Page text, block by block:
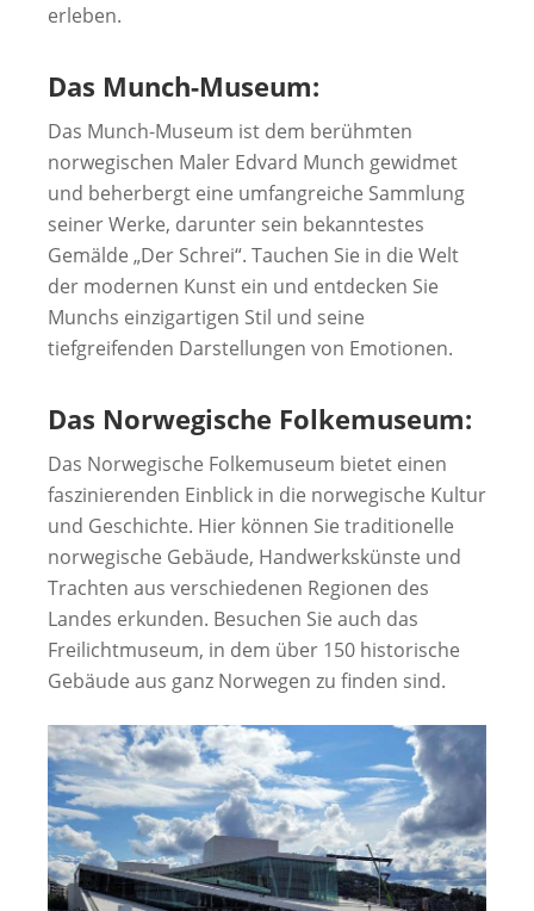
erleben.
Das Munch-Museum:
Das Munch-Museum ist dem berühmten
norwegischen Maler Edvard Munch gewidmet
und beherbergt eine umfangreiche Sammlung
seiner Werke, darunter sein bekanntestes
Gemälde „Der Schrei“. Tauchen Sie in die Welt
der modernen Kunst ein und entdecken Sie
Munchs einzigartigen Stil und seine
tiefgreifenden Darstellungen von Emotionen.
Das Norwegische Folkemuseum:
Das Norwegische Folkemuseum bietet einen
faszinierenden Einblick in die norwegische Kultur
und Geschichte. Hier können Sie traditionelle
norwegische Gebäude, Handwerkskünste und
Trachten aus verschiedenen Regionen des
Landes erkunden. Besuchen Sie auch das
Freilichtmuseum, in dem über 150 historische
Gebäude aus ganz Norwegen zu finden sind.